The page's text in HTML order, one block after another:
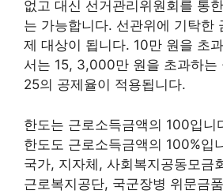
없고 대신 선거관리위원회를 통
는 가능합니다. 선관위에 기탁한
제 대상이 됩니다. 10만 원을 초
서는 15, 3,000만 원을 초과하는
25의 공제율이 적용됩니다.
한도는 근로소득금액의 100입니
한도도 근로소득금액의 100%입
국가, 지자체, 사회복지공동모금
근로복지공단, 국군장병 위문금